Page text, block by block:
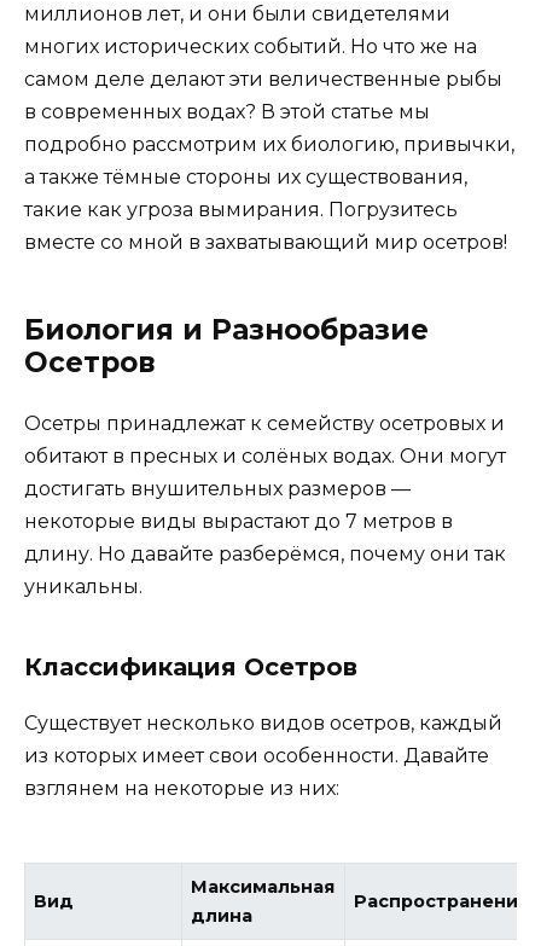
миллионов лет, и они были свидетелями
многих исторических событий. Но что же на
самом деле делают эти величественные рыбы
в современных водах? В этой статье мы
подробно рассмотрим их биологию, привычки,
а также тёмные стороны их существования,
такие как угроза вымирания. Погрузитесь
вместе со мной в захватывающий мир осетров!
Биология и Разнообразие
Осетров
Осетры принадлежат к семейству осетровых и
обитают в пресных и солёных водах. Они могут
достигать внушительных размеров —
некоторые виды вырастают до 7 метров в
длину. Но давайте разберёмся, почему они так
уникальны.
Классификация Осетров
Существует несколько видов осетров, каждый
из которых имеет свои особенности. Давайте
взглянем на некоторые из них:
Вид
Максимальная
длина
Распространение